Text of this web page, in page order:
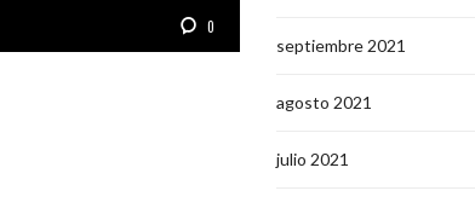
0
septiembre 2021
agosto 2021
julio 2021